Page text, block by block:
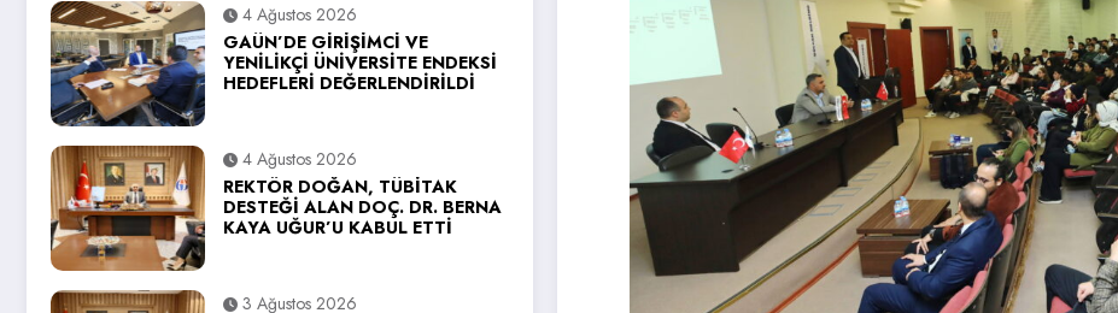
4 Ağustos 2026
GAÜN’DE GİRİŞİMCİ VE
YENİLİKÇİ ÜNİVERSİTE ENDEKSİ
HEDEFLERİ DEĞERLENDİRİLDİ
4 Ağustos 2026
REKTÖR DOĞAN, TÜBİTAK
DESTEĞİ ALAN DOÇ. DR. BERNA
KAYA UĞUR’U KABUL ETTİ
3 Ağustos 2026